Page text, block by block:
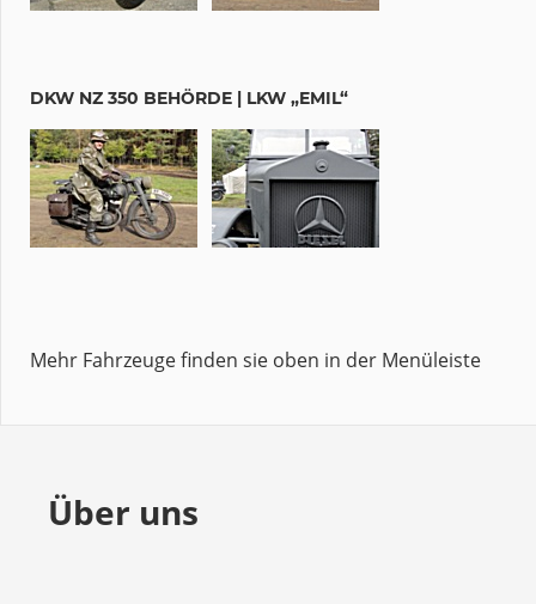
DKW NZ 350 BEHÖRDE | LKW „EMIL“
Mehr Fahrzeuge finden sie oben in der Menüleiste
Über uns